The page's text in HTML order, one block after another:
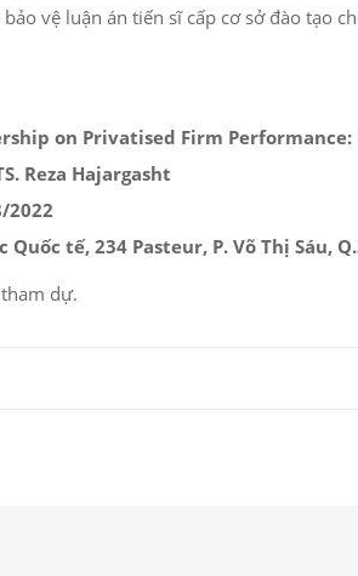
vệ luận án tiến sĩ cấp cơ sở đào tạo
on Privatised Firm
Reza Hajargasht
2022
tế, 234 Pasteur, P. Võ Thị Sáu,
dự.